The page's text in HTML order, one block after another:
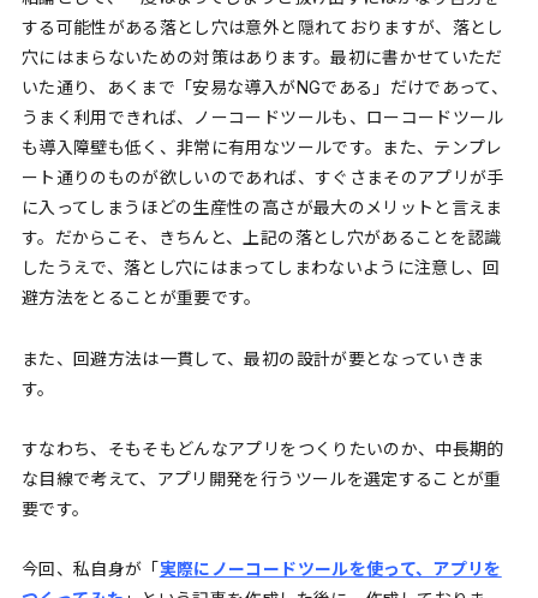
する可能性がある落とし穴は意外と隠れておりますが、落とし
穴にはまらないための対策はあります。最初に書かせていただ
いた通り、あくまで「安易な導入がNGである」だけであって、
うまく利用できれば、ノーコードツールも、ローコードツール
も導入障壁も低く、非常に有用なツールです。また、テンプレ
ート通りのものが欲しいのであれば、すぐさまそのアプリが手
に入ってしまうほどの生産性の高さが最大のメリットと言えま
す。だからこそ、きちんと、上記の落とし穴があることを認識
したうえで、落とし穴にはまってしまわないように注意し、回
避方法をとることが重要です。
また、回避方法は一貫して、最初の設計が要となっていきま
す。
すなわち、そもそもどんなアプリをつくりたいのか、中長期的
な目線で考えて、アプリ開発を行うツールを選定することが重
要です。
今回、私自身が「実際にノーコードツールを使って、アプリを